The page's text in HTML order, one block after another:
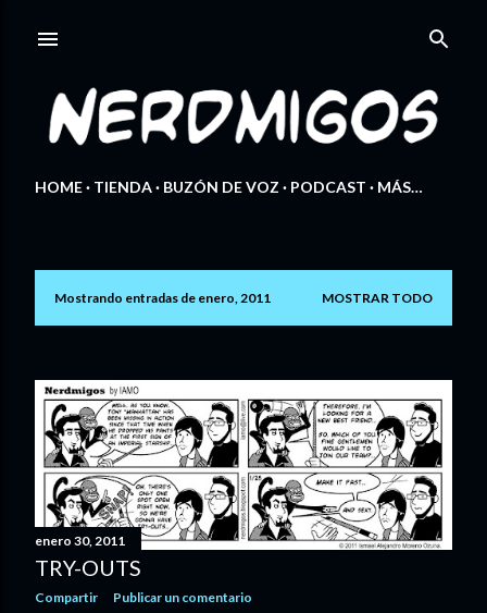
HOME TIENDA BUZÓN DE VOZ PODCAST MÁS…
E
t
r
a
d
a
s
Mostrando entradas de enero, 2011 MOSTRAR TODO
enero 30, 2011
TRY-OUTS
Compartir Publicar un comentario